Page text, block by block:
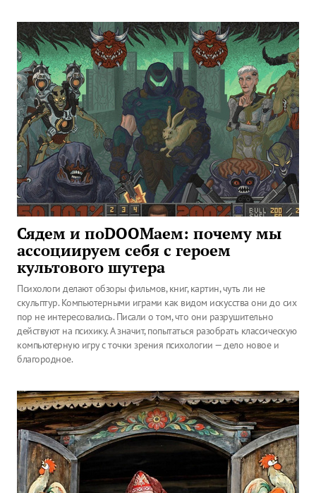
Сядем и поDOOMаем: почему мы
ассоциируем себя с героем
культового шутера
Психологи делают обзоры фильмов, книг, картин, чуть ли не
скульптур. Компьютерными играми как видом искусства они до сих
пор не интересовались. Писали о том, что они разрушительно
действуют на психику. А значит, попытаться разобрать классическую
компьютерную игру с точки зрения психологии — дело новое и
благородное.